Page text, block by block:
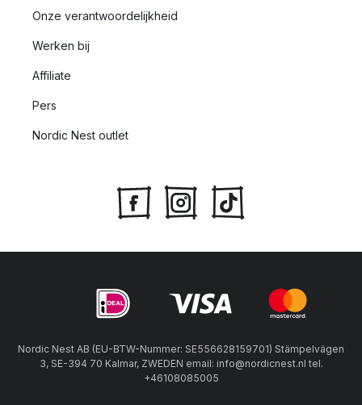
Onze verantwoordelijkheid
Werken bij
Affiliate
Pers
Nordic Nest outlet
Nordic Nest AB (EU-BTW-Nummer: SE556628159701) Stämpelvägen
3, SE-394 70 Kalmar, ZWEDEN email: info@nordicnest.nl tel.
+46108085005